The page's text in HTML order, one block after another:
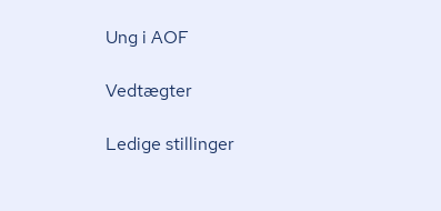
Ung i AOF
Vedtægter
Ledige stillinger